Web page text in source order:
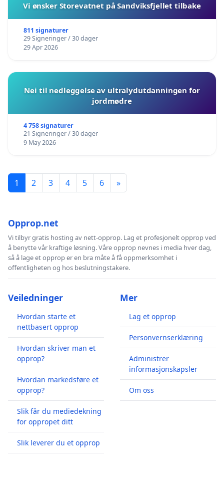
Vi ønsker Storevatnet på Sandviksfjellet tilbake
811 signaturer
29 Signeringer / 30 dager
29 Apr 2026
Nei til nedleggelse av ultralydutdanningen for
jordmødre
4 758 signaturer
21 Signeringer / 30 dager
9 May 2026
1 2 3 4 5 6 »
Opprop.net
Vi tilbyr gratis hosting av nett-opprop. Lag et profesjonelt opprop ved
å benytte vår kraftige løsning. Våre opprop nevnes i media hver dag,
så å lage et opprop er en bra måte å få oppmerksomhet i
offentligheten og hos beslutningstakere.
Veiledninger
Hvordan starte et
nettbasert opprop
Hvordan skriver man et
opprop?
Hvordan markedsføre et
opprop?
Slik får du mediedekning
for oppropet ditt
Slik leverer du et opprop
Mer
Lag et opprop
Personvernserklæring
Administrer
informasjonskapsler
Om oss